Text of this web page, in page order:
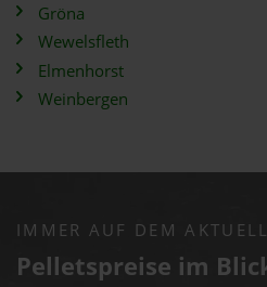
Gröna
Wewelsfleth
Elmenhorst
Weinbergen
IMMER AUF DEM
Pelletspreise im